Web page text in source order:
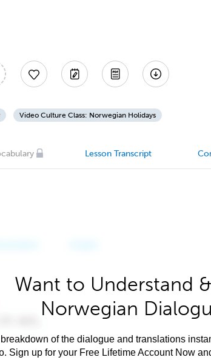
Video Culture Class: Norwegian Holidays
Lesson Transcript
Want to Understand
Norwegian
of the dialogue and translations
Sign up for your Free Lifetime Account Now